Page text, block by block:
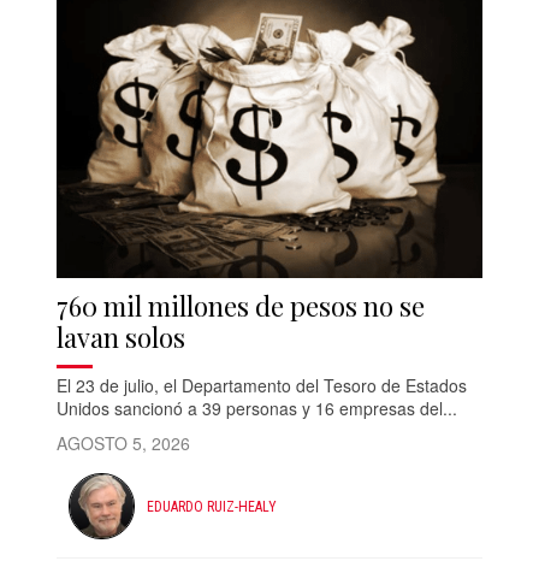
760 mil millones de pesos no se
lavan solos
El 23 de julio, el Departamento del Tesoro de Estados
Unidos sancionó a 39 personas y 16 empresas del...
AGOSTO 5, 2026
EDUARDO RUIZ-HEALY